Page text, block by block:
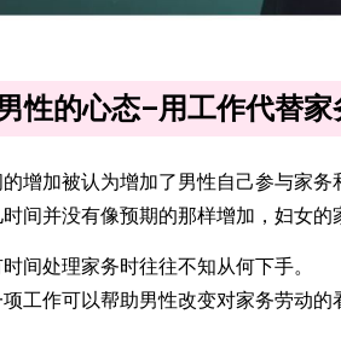
性的心态–用工作代替家
增加被认为增加了男性自己参与家务
间并没有像预期的那样增加，妇女的
间处理家务时往往不知从何下手。
工作可以帮助男性改变对家务劳动的